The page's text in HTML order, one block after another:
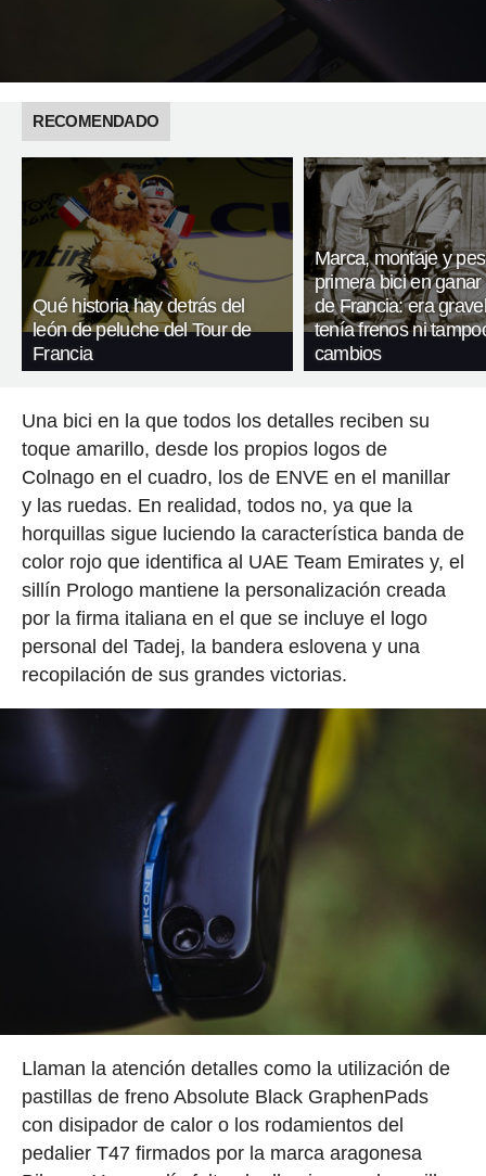
RECOMENDADO
Qué historia hay detrás del
león de peluche del Tour de
Francia
Marca, montaje y
primera bici en ganar
de Francia: era
tenía frenos ni
cambios
Una bici en la que todos los detalles reciben su
toque amarillo, desde los propios logos de
Colnago en el cuadro, los de ENVE en el manillar
y las ruedas. En realidad, todos no, ya que la
horquillas sigue luciendo la característica banda de
color rojo que identifica al UAE Team Emirates y, el
sillín Prologo mantiene la personalización creada
por la firma italiana en el que se incluye el logo
personal del Tadej, la bandera eslovena y una
recopilación de sus grandes victorias.
Llaman la atención detalles como la utilización de
pastillas de freno Absolute Black GraphenPads
con disipador de calor o los rodamientos del
pedalier T47 firmados por la marca aragonesa